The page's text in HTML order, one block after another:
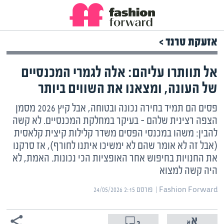
אזעקת טרנד >
אל תוותרו עליהם: אלה לגמרי המכנסיים
של העונה, ומצאנו את השווים ביותר
פסים הם תמיד בחירה נכונה ובטוחה, אבל קיץ 2026 מסמן
הצפה רצינית שלהם – בעיקר במחלקת המכנסיים. לא קשה
להבין: משהו במכנסי הפסים משדר קלילות קיצית קלאסית
(אבל זה לא אומר שהם לא ימשיכו איתנו לחורף), אז סרקנו
את החנויות בחיפוש אחר האופציות הכי נכונות. האמת, לא
היה קשה למצוא
Fashion Forward | ‏ פורסם ‎24/05/2026 2:15